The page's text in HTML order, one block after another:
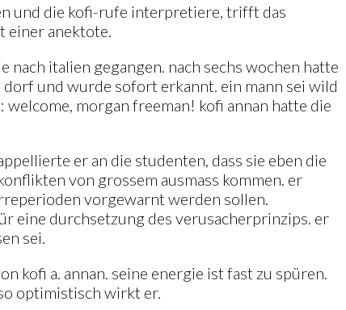
und die kofi-rufe interpretiere, trifft das
einer anektote.
italien gegangen. nach sechs wochen hatte
und wurde sofort erkannt. ein mann sei wild
morgan freeman! kofi annan hatte die
er an die studenten, dass sie eben die
von grossem ausmass kommen. er
vorgewarnt werden sollen.
eine durchsetzung des verusacherprinzips. er
sei.
kofi a. annan. seine energie ist fast zu spüren.
optimistisch wirkt er.